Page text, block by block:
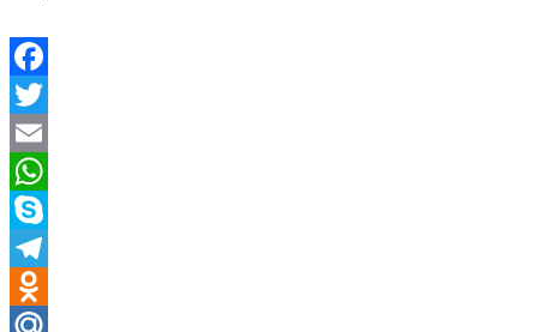
Facebook
Twitter
Email
WhatsApp
Skype
Telegram
Odnoklassniki